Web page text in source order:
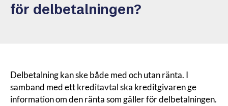
för delbetalningen?
Delbetalning kan ske både med och utan ränta. I
samband med ett kreditavtal ska kreditgivaren ge
information om den ränta som gäller för delbetalningen.